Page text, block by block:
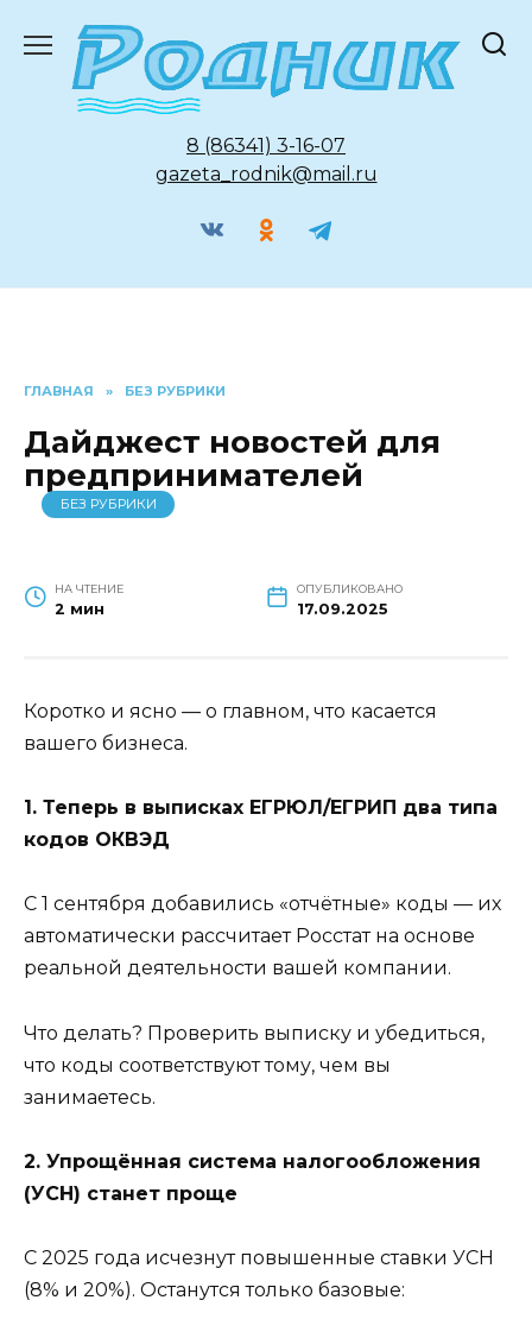
содержанию
8 (86341) 3-16-07
gazeta_rodnik@mail.ru
ГЛАВНАЯ » БЕЗ РУБРИКИ
Дайджест новостей для
предпринимателей
БЕЗ РУБРИКИ
НА ЧТЕНИЕ
2 мин
ОПУБЛИКОВАНО
17.09.2025
Коротко и ясно — о главном, что касается
вашего бизнеса.
1. Теперь в выписках ЕГРЮЛ/ЕГРИП два типа
кодов ОКВЭД
С 1 сентября добавились «отчётные» коды — их
автоматически рассчитает Росстат на основе
реальной деятельности вашей компании.
Что делать? Проверить выписку и убедиться,
что коды соответствуют тому, чем вы
занимаетесь.
2. Упрощённая система налогообложения
(УСН) станет проще
С 2025 года исчезнут повышенные ставки УСН
(8% и 20%). Останутся только базовые: